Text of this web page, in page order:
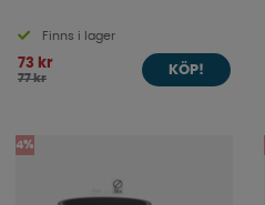
Finns i lager
73 kr
77 kr
KÖP!
4%